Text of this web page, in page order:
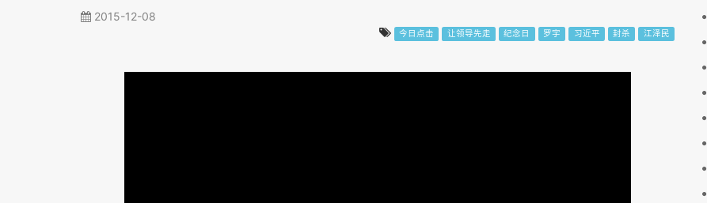
2015-12-08
今日点击 让领导先走 纪念日 罗宇 习近平 封杀 江泽民